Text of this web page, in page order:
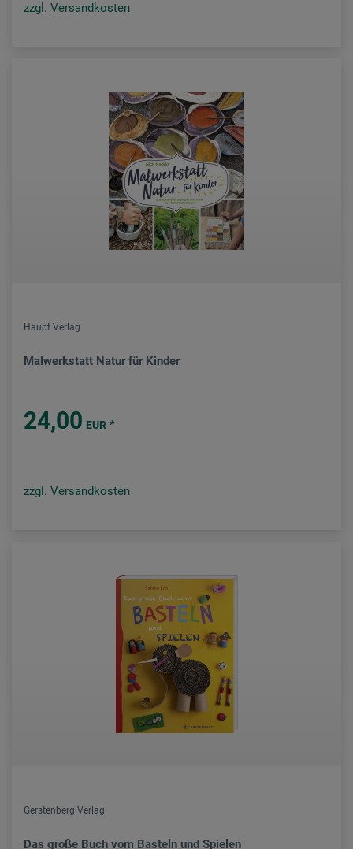
zzgl. Versandkosten
Haupt Verlag
Malwerkstatt Natur für Kinder
24,00 EUR *
zzgl. Versandkosten
Gerstenberg Verlag
Das große Buch vom Basteln und Spielen